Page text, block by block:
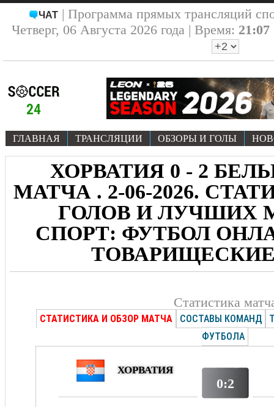
ЧАТ| Программа прямых трансляций
Четверг, 06 Августа 2026 года | Время: 21:07
ГЛАВНАЯ ТРАНСЛЯЦИИ ОБЗОРЫ И ГОЛЫ
ХОРВАТИЯ 0 - 2
МАТЧА . 2-06-2026.
ГОЛОВ И ЛУЧШИХ
СПОРТ: ФУТБОЛ
Статистика
СТАТИСТИКА И ОБЗОР МАТЧА СОСТАВЫ КОМАНД
ФУТБОЛА
ХОРВАТИЯ
0:2